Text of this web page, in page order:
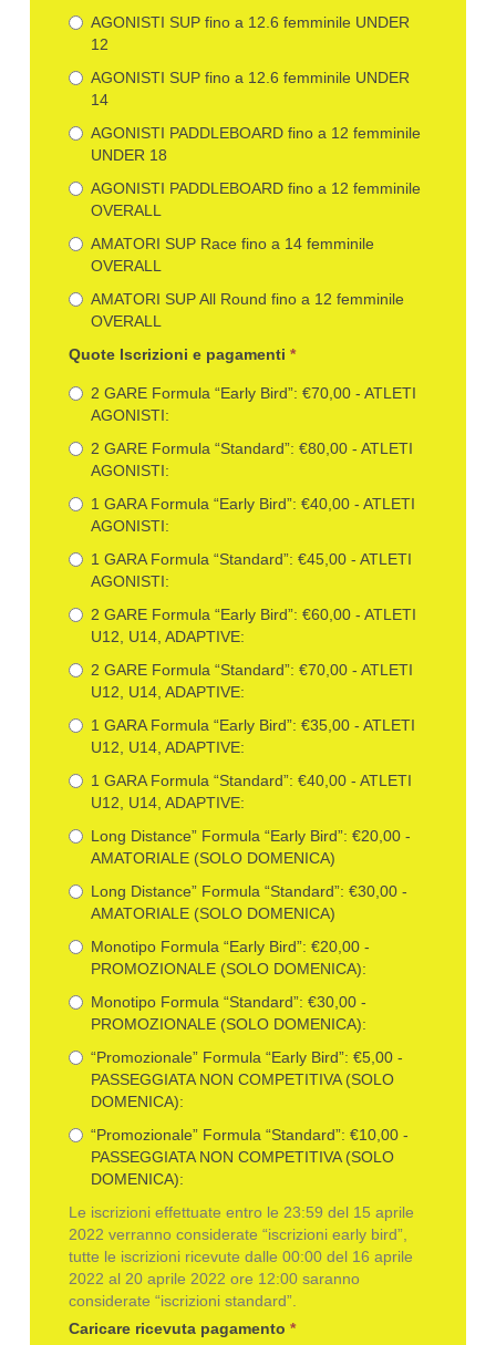
AGONISTI SUP fino a 12.6 femminile UNDER
12
AGONISTI SUP fino a 12.6 femminile UNDER
14
AGONISTI PADDLEBOARD fino a 12 femminile
UNDER 18
AGONISTI PADDLEBOARD fino a 12 femminile
OVERALL
AMATORI SUP Race fino a 14 femminile
OVERALL
AMATORI SUP All Round fino a 12 femminile
OVERALL
Quote Iscrizioni e pagamenti *
2 GARE Formula “Early Bird”: €70,00 - ATLETI
AGONISTI:
2 GARE Formula “Standard”: €80,00 - ATLETI
AGONISTI:
1 GARA Formula “Early Bird”: €40,00 - ATLETI
AGONISTI:
1 GARA Formula “Standard”: €45,00 - ATLETI
AGONISTI:
2 GARE Formula “Early Bird”: €60,00 - ATLETI
U12, U14, ADAPTIVE:
2 GARE Formula “Standard”: €70,00 - ATLETI
U12, U14, ADAPTIVE:
1 GARA Formula “Early Bird”: €35,00 - ATLETI
U12, U14, ADAPTIVE:
1 GARA Formula “Standard”: €40,00 - ATLETI
U12, U14, ADAPTIVE:
Long Distance” Formula “Early Bird”: €20,00 -
AMATORIALE (SOLO DOMENICA)
Long Distance” Formula “Standard”: €30,00 -
AMATORIALE (SOLO DOMENICA)
Monotipo Formula “Early Bird”: €20,00 -
PROMOZIONALE (SOLO DOMENICA):
Monotipo Formula “Standard”: €30,00 -
PROMOZIONALE (SOLO DOMENICA):
“Promozionale” Formula “Early Bird”: €5,00 -
PASSEGGIATA NON COMPETITIVA (SOLO
DOMENICA):
“Promozionale” Formula “Standard”: €10,00 -
PASSEGGIATA NON COMPETITIVA (SOLO
DOMENICA):
Le iscrizioni effettuate entro le 23:59 del 15 aprile
2022 verranno considerate “iscrizioni early bird”,
tutte le iscrizioni ricevute dalle 00:00 del 16 aprile
2022 al 20 aprile 2022 ore 12:00 saranno
considerate “iscrizioni standard”.
Caricare ricevuta pagamento *